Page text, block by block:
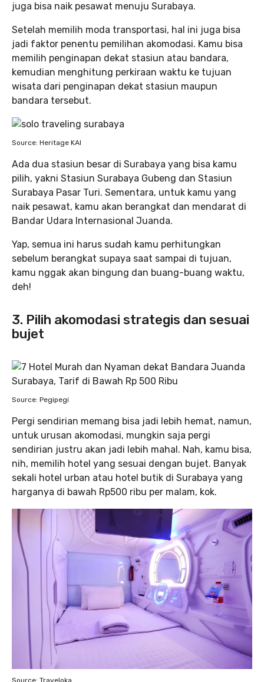
juga bisa naik pesawat menuju Surabaya.
Setelah memilih moda transportasi, hal ini juga bisa
jadi faktor penentu pemilihan akomodasi. Kamu bisa
memilih penginapan dekat stasiun atau bandara,
kemudian menghitung perkiraan waktu ke tujuan
wisata dari penginapan dekat stasiun maupun
bandara tersebut.
Source: Heritage KAI
Ada dua stasiun besar di Surabaya yang bisa kamu
pilih, yakni Stasiun Surabaya Gubeng dan Stasiun
Surabaya Pasar Turi. Sementara, untuk kamu yang
naik pesawat, kamu akan berangkat dan mendarat di
Bandar Udara Internasional Juanda.
Yap, semua ini harus sudah kamu perhitungkan
sebelum berangkat supaya saat sampai di tujuan,
kamu nggak akan bingung dan buang-buang waktu,
deh!
3. Pilih akomodasi strategis dan sesuai
bujet
Source: Pegipegi
Pergi sendirian memang bisa jadi lebih hemat, namun,
untuk urusan akomodasi, mungkin saja pergi
sendirian justru akan jadi lebih mahal. Nah, kamu bisa,
nih, memilih hotel yang sesuai dengan bujet. Banyak
sekali hotel urban atau hotel butik di Surabaya yang
harganya di bawah Rp500 ribu per malam, kok.
Source: Traveloka